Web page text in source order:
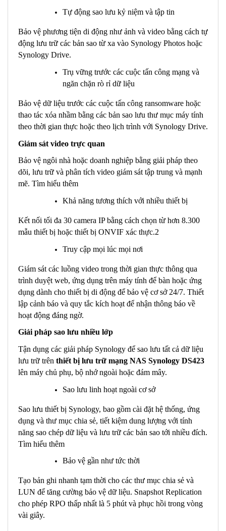
Tự động sao lưu kỷ niệm và tập tin
Bảo vệ phương tiện di động như ảnh và video bằng cách tự
động lưu trữ các bản sao từ xa vào Synology Photos hoặc
Synology Drive.
Trụ vững trước các cuộc tấn công mạng và
ngăn chặn rò rỉ dữ liệu
Bảo vệ dữ liệu trước các cuộc tấn công ransomware hoặc
thao tác xóa nhầm bằng các bản sao lưu thư mục máy tính
theo thời gian thực hoặc theo lịch trình với Synology Drive.
Giám sát video trực quan
Bảo vệ ngôi nhà hoặc doanh nghiệp bằng giải pháp theo
dõi, lưu trữ và phân tích video giám sát tập trung và mạnh
mẽ. Tìm hiểu thêm
Khả năng tương thích với nhiều thiết bị
Kết nối tối đa 30 camera IP bằng cách chọn từ hơn 8.300
mẫu thiết bị hoặc thiết bị ONVIF xác thực.2
Truy cập mọi lúc mọi nơi
Giám sát các luồng video trong thời gian thực thông qua
trình duyệt web, ứng dụng trên máy tính để bàn hoặc ứng
dụng dành cho thiết bị di động để bảo vệ cơ sở 24/7. Thiết
lập cảnh báo và quy tắc kích hoạt để nhận thông báo về
hoạt động đáng ngờ.
Giải pháp sao lưu nhiều lớp
Tận dụng các giải pháp Synology để sao lưu tất cả dữ liệu
lưu trữ trên thiết bị lưu trữ mạng NAS Synology DS423
lên máy chủ phụ, bộ nhớ ngoài hoặc đám mây.
Sao lưu linh hoạt ngoài cơ sở
Sao lưu thiết bị Synology, bao gồm cài đặt hệ thống, ứng
dụng và thư mục chia sẻ, tiết kiệm dung lượng với tính
năng sao chép dữ liệu và lưu trữ các bản sao tới nhiều đích.
Tìm hiểu thêm
Bảo vệ gần như tức thời
Tạo bản ghi nhanh tạm thời cho các thư mục chia sẻ và
LUN để tăng cường bảo vệ dữ liệu. Snapshot Replication
cho phép RPO thấp nhất là 5 phút và phục hồi trong vòng
vài giây.